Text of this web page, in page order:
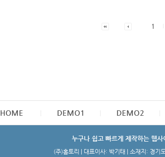
1
HOME DEMO1 DEMO2
누구나 쉽고 빠르게 제작하는 웹
(주)홈토리 | 대표이사: 박기태 | 소재지: 경